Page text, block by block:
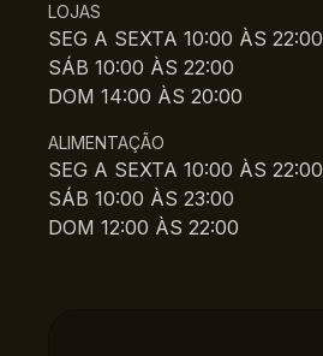
LOJAS
SEG A SEXTA 10:00 ÀS 22:00
SÁB 10:00 ÀS 22:00
DOM 14:00 ÀS 20:00
ALIMENTAÇÃO
SEG A SEXTA 10:00 ÀS 22:00
SÁB 10:00 ÀS 23:00
DOM 12:00 ÀS 22:00